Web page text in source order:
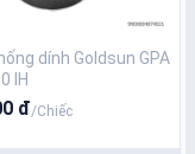
dính Goldsun GPA
IH
đ/Chiếc